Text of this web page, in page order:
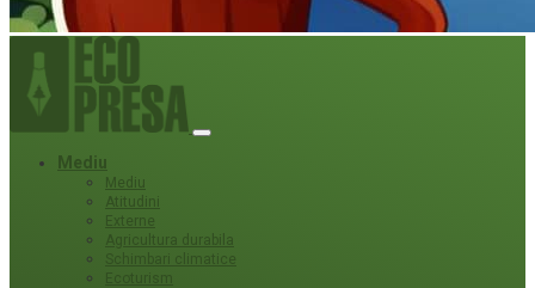
Mediu
Mediu
Atitudini
Externe
Agricultura durabila
Schimbari climatice
Ecoturism